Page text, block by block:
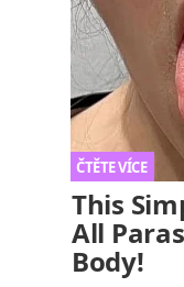
This
All
Body!